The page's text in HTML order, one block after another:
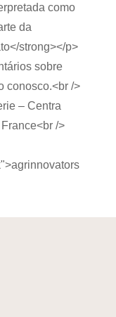
como
da
strong></p>
sobre
conosco.<br />
– Centra
/>